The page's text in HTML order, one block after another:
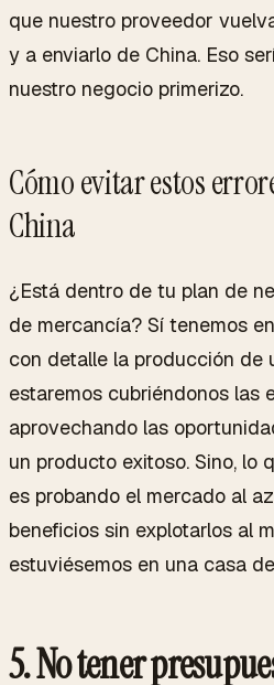
que nuestro proveedor
y a enviarlo de China. Eso
nuestro negocio primerizo.
Cómo evitar estos
China
¿Está dentro de tu plan de
de mercancía? Sí tenemos
con detalle la producción de
estaremos cubriéndonos las
aprovechando las
un producto exitoso. Sino, lo
es probando el mercado al
beneficios sin explotarlos al
estuviésemos en una casa
5. No tener